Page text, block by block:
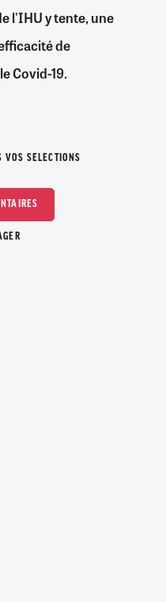
l'IHU y tente, une
de
Covid-19.
VOS SELECTIONS